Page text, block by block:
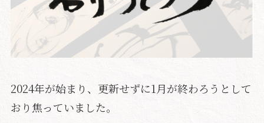
2024年が始まり、更新せずに1月が終わろうとして
おり焦っていました。